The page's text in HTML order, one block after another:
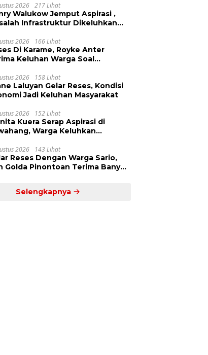
DPRD Henry2026 217 Lihat
Walukow Jemput Aspirasi ,
Infrastruktur Dikeluhkan
2026 166 Lihat
Di Karame, Royke Anter
Keluhan Warga Soal
2026 158 Lihat
Laluyan Gelar Reses, Kondisi
Jadi Keluhan Masyarakat
2026 152 Lihat
Kuera Serap Aspirasi di
Warga Keluhkan
2026 143 Lihat
Reses Dengan Warga Sario,
Golda Pinontoan Terima Banyak
Selengkapnya